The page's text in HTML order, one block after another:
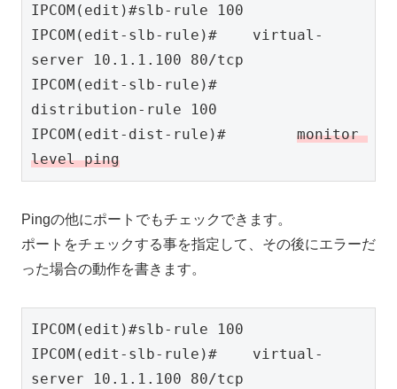
IPCOM(edit)#slb-rule 100
IPCOM(edit-slb-rule)#    virtual-
server 10.1.1.100 80/tcp
IPCOM(edit-slb-rule)#
distribution-rule 100
IPCOM(edit-dist-rule)# monitor
level ping
Pingの他にポートでもチェックできます。
ポートをチェックする事を指定して、その後にエラーだ
った場合の動作を書きます。
IPCOM(edit)#slb-rule 100
IPCOM(edit-slb-rule)#    virtual-
server 10.1.1.100 80/tcp